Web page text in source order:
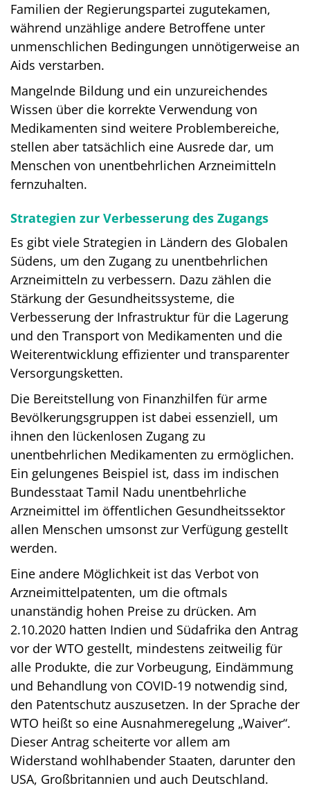
Familien der Regierungspartei zugutekamen,
während unzählige andere Betroffene unter
unmenschlichen Bedingungen unnötigerweise an
Aids verstarben.
Mangelnde Bildung und ein unzureichendes
Wissen über die korrekte Verwendung von
Medikamenten sind weitere Problembereiche,
stellen aber tatsächlich eine Ausrede dar, um
Menschen von unentbehrlichen Arzneimitteln
fernzuhalten.
Strategien zur Verbesserung des Zugangs
Es gibt viele Strategien in Ländern des Globalen
Südens, um den Zugang zu unentbehrlichen
Arzneimitteln zu verbessern. Dazu zählen die
Stärkung der Gesundheitssysteme, die
Verbesserung der Infrastruktur für die Lagerung
und den Transport von Medikamenten und die
Weiterentwicklung effizienter und transparenter
Versorgungsketten.
Die Bereitstellung von Finanzhilfen für arme
Bevölkerungsgruppen ist dabei essenziell, um
ihnen den lückenlosen Zugang zu
unentbehrlichen Medikamenten zu ermöglichen.
Ein gelungenes Beispiel ist, dass im indischen
Bundesstaat Tamil Nadu unentbehrliche
Arzneimittel im öffentlichen Gesundheitssektor
allen Menschen umsonst zur Verfügung gestellt
werden.
Eine andere Möglichkeit ist das Verbot von
Arzneimittelpatenten, um die oftmals
unanständig hohen Preise zu drücken. Am
2.10.2020 hatten Indien und Südafrika den Antrag
vor der WTO gestellt, mindestens zeitweilig für
alle Produkte, die zur Vorbeugung, Eindämmung
und Behandlung von COVID-19 notwendig sind,
den Patentschutz auszusetzen. In der Sprache der
WTO heißt so eine Ausnahmeregelung „Waiver“.
Dieser Antrag scheiterte vor allem am
Widerstand wohlhabender Staaten, darunter den
USA, Großbritannien und auch Deutschland.